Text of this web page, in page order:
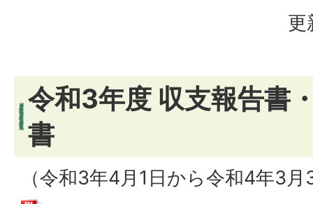
更
令和3年度 収支報告書
書
（令和3年4月1日から令和4年3